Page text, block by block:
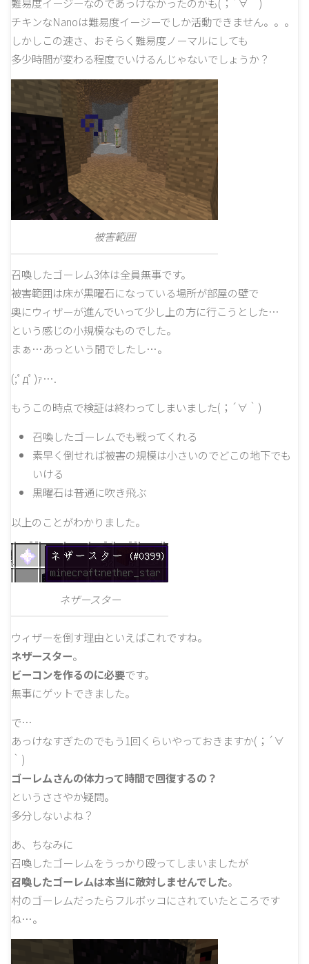
難易度イージーなのであっけなかったのかも(；´∀｀)
チキンなNanoは難易度イージーでしか活動できません。。。
しかしこの速さ、おそらく難易度ノーマルにしても
多少時間が変わる程度でいけるんじゃないでしょうか？
被害範囲
召喚したゴーレム3体は全員無事です。
被害範囲は床が黒曜石になっている場所が部屋の壁で
奥にウィザーが進んでいって少し上の方に行こうとした…
という感じの小規模なものでした。
まぁ…あっという間でしたし…。
(;ﾟдﾟ)ｧ….
もうこの時点で検証は終わってしまいました(；´∀｀)
召喚したゴーレムでも戦ってくれる
素早く倒せれば被害の規模は小さいのでどこの地下でも
いける
黒曜石は普通に吹き飛ぶ
以上のことがわかりました。
ネザースター
ウィザーを倒す理由といえばこれですね。
ネザースター。
ビーコンを作るのに必要です。
無事にゲットできました。
で…
あっけなすぎたのでもう1回くらいやっておきますか(；´∀
｀)
ゴーレムさんの体力って時間で回復するの？
というささやか疑問。
多分しないよね？
あ、ちなみに
召喚したゴーレムをうっかり殴ってしまいましたが
召喚したゴーレムは本当に敵対しませんでした。
村のゴーレムだったらフルボッコにされていたところです
ね…。